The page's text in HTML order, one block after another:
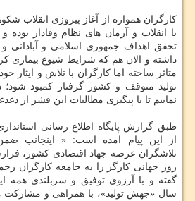
کارگران همواره از آغاز پیروزی انقلاب
با انقلاب و آرمان های نظام وفادار بوده
تحقق اهداف جمهوری اسلامی و آبادانی
داشته و الان هم که شرایط شیوع بیماری
متاثر ساخته اما کارگران با تلاش و ایثار
تولید متوقف و کشور گرفتار کمبود
نماییم تا با پیگیری مطالبات این قشر از
طبق گزارش پایگاه اطلاع رسانی
از این پیام امده است: « اینجانب
تلاشگران عرصه جهاد اقتصادی کشور،
روز جهانی کارگر را به جامعه کارگران
گفته و با آرزوی توفیق و سربلندی همه
سال «جهش تولید»، با همراهی و